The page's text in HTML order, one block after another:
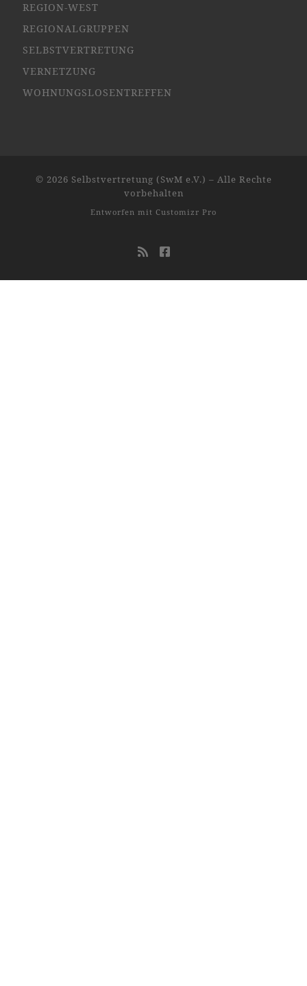
REGION-WEST
REGIONALGRUPPEN
SELBSTVERTRETUNG
VERNETZUNG
WOHNUNGSLOSENTREFFEN
© 2026 Selbstvertretung (SwM e.V.) – Alle Rechte
vorbehalten
Entworfen mit Customizr Pro